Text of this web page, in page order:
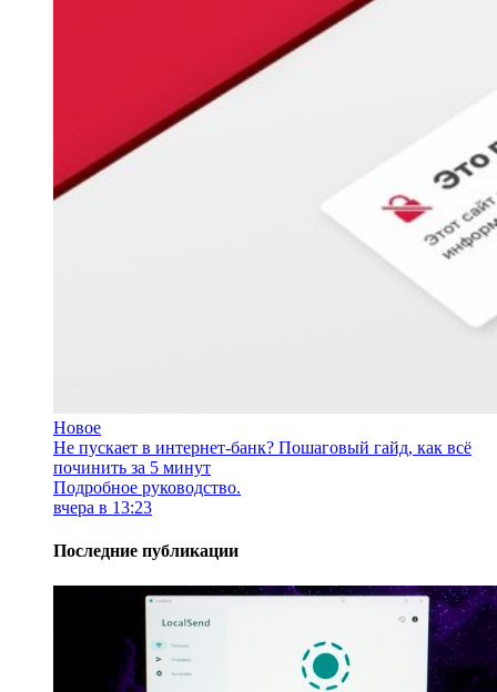
Новое
Не пускает в интернет-банк? Пошаговый гайд, как всё
починить за 5 минут
Подробное руководство.
вчера в 13:23
Последние публикации